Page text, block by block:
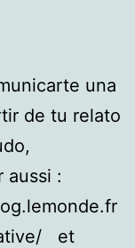
una
de tu relato
aussi :
et